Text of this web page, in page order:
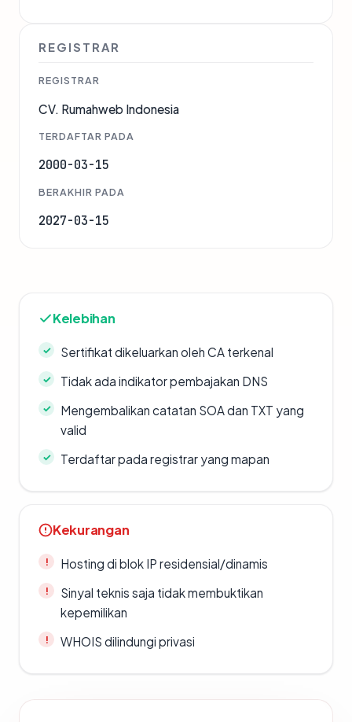
REGISTRAR
REGISTRAR
CV. Rumahweb Indonesia
TERDAFTAR PADA
2000-03-15
BERAKHIR PADA
2027-03-15
Kelebihan
Sertifikat dikeluarkan oleh CA terkenal
Tidak ada indikator pembajakan DNS
Mengembalikan catatan SOA dan TXT yang
valid
Terdaftar pada registrar yang mapan
Kekurangan
Hosting di blok IP residensial/dinamis
Sinyal teknis saja tidak membuktikan
kepemilikan
WHOIS dilindungi privasi